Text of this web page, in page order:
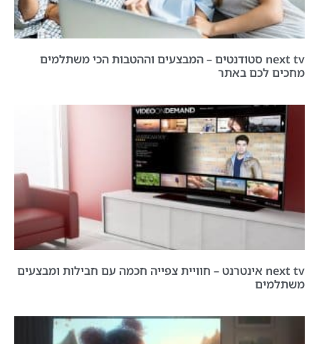
next tv סטודנטים – המבצעים וההטבות הכי משתלמים
מחכים לכם באתר
next tv אינטרנט – חוויית צפייה חכמה עם חבילות ומבצעים
משתלמים